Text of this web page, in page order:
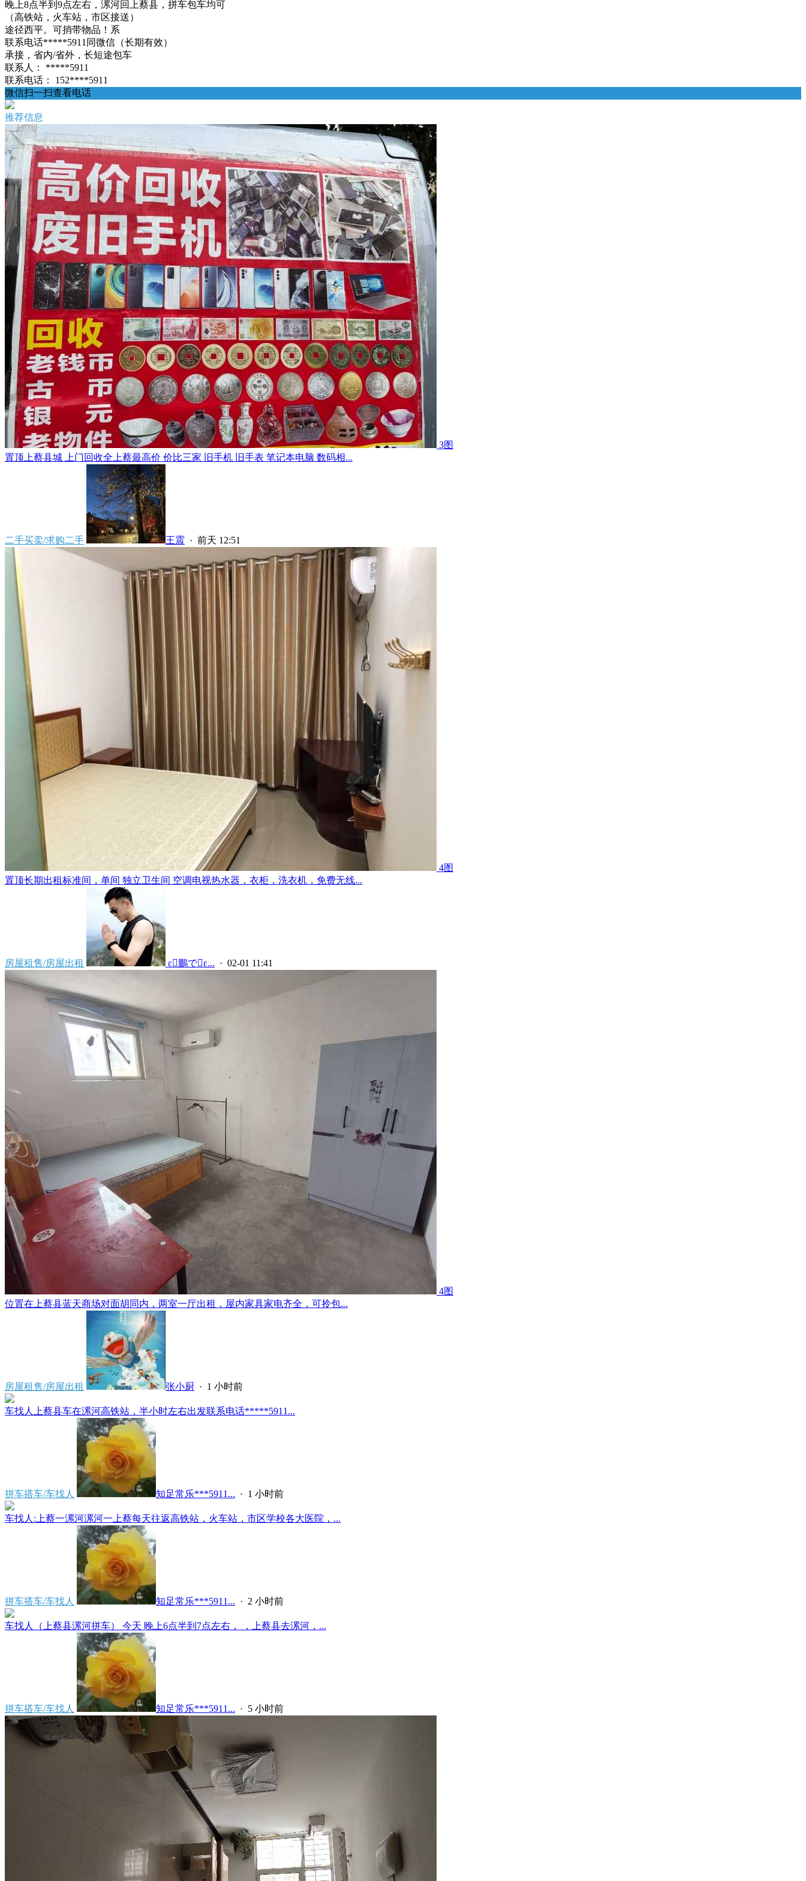
晚上8点半到9点左右，漯河回上蔡县，拼车包车均可
（高铁站，火车站，市区接送）
途径西平。可捎带物品！系
联系电话*****5911同微信（长期有效）
承接，省内/省外，长短途包车
联系人：
*****5911
联系电话：
152****5911
微信扫一扫查看电话
推荐信息
3图
置顶 上蔡县城 上门回收全上蔡最高价 价比三家 旧手机 旧手表 笔记本电脑 数码相...
二手买卖/求购二手 王震 · 前天 12:51
4图
置顶长期出租标准间，单间 独立卫生间 空调电视热水器，衣柜，洗衣机，免费无线...
房屋租售/房屋出租  ε鵬でε... · 02-01 11:41
4图
位置在上蔡县蓝天商场对面胡同内，两室一厅出租，屋内家具家电齐全，可拎包...
房屋租售/房屋出租 张小厨 · 1 小时前
车找人上蔡县车在漯河高铁站，半小时左右出发联系电话*****5911...
拼车搭车/车找人 知足常乐***5911... · 1 小时前
车找人:上蔡一漯河漯河一上蔡每天往返高铁站，火车站，市区学校各大医院，...
拼车搭车/车找人 知足常乐***5911... · 2 小时前
车找人（上蔡县漯河拼车） 今天 晚上6点半到7点左右， ，上蔡县去漯河，...
拼车搭车/车找人 知足常乐***5911... · 5 小时前